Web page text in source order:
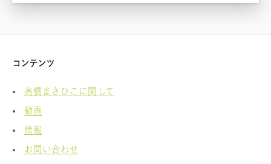
コンテンツ
高橋まさひこに関して
動画
情報
お問い合わせ